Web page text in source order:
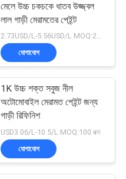
মেলে উচ্চ চকচকে ধাতব উজ্জ্বল
লাল গাড়ী মেরামতের পেইন্ট
2.73USD/L-5.56USD/L MOQ:200 এল
যোগাযোগ
1K উচ্চ শক্ত সবুজ নীল
অটোমোবাইল মেরামত পেইন্ট জন্য
গাড়ী রিফিনিশ
USD3.06/L-10.5/L MOQ:100 বক্স
যোগাযোগ